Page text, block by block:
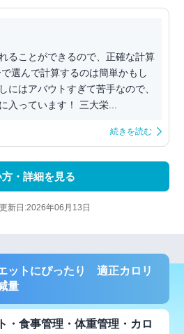
ることができるので、正確な計算
選んで計算するのは簡単かもし
にはアバウトすぎて苦手なので、
入っています！ 三大栄...
続きを読む
・詳細を見る
新日:2026年06月13日
ットにぴったり 適正カロリ
量
・食事管理・体重管理・カロ